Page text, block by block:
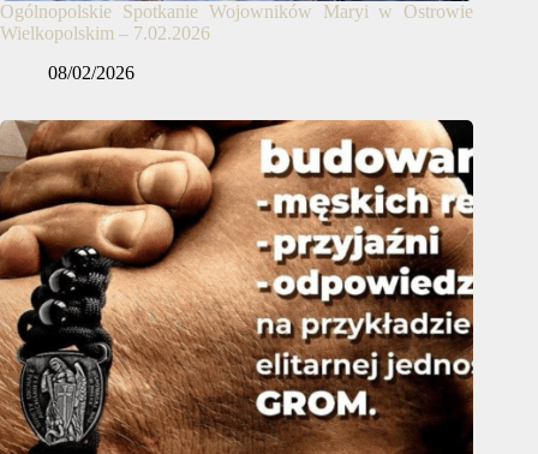
Ogólnopolskie Spotkanie Wojowników Maryi w Ostrowie
Wielkopolskim – 7.02.2026
08/02/2026